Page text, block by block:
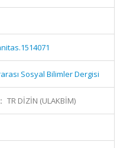
Sosyal Bilimler Dergisi
TR DİZİN (ULAKBİM)